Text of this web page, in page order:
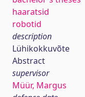
haaratsid
robotid
description
Lühikokkuvõte
Abstract
supervisor
Müür, Margus